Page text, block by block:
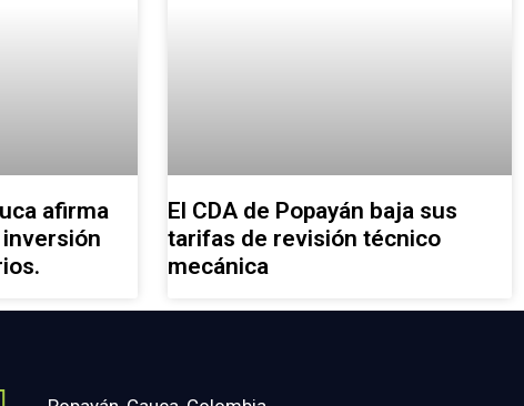
afirma
El CDA de Popayán baja sus
tarifas de revisión técnico
mecánica